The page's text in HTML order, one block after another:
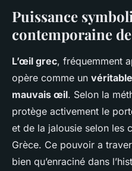
Puissance
contemporaine
L’œil grec, fréquemment
opère comme un
mauvais œil. Selon la
protège activement le
et de la jalousie selon les
Grèce. Ce pouvoir a
bien qu’enraciné dans